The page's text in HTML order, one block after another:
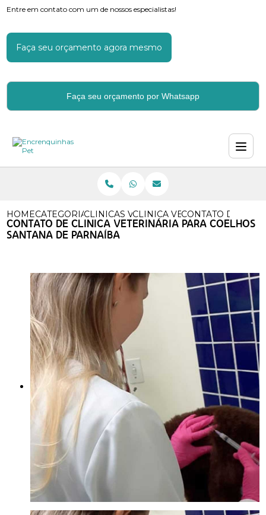
Entre em contato com um de nossos especialistas!
Faça seu orçamento agora mesmo
Faça seu orçamento por Whatsapp
HOMECATEGORIASCLINICAS VETERINARIAS
CLINICA VETERINARIA
CONTATO DE
CONTATO DE CLINICA VETERINÁRIA PARA COELHOS
SANTANA DE PARNAÍBA